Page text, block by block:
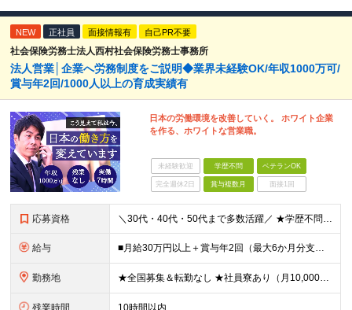
NEW 正社員 面接情報有 自己PR不要
社会保険労務士法人西村社会保険労務士事務所
法人営業│企業へ労務制度をご説明◆業界未経験OK/年収1000万可/
賞与年2回/1000人以上の育成実績有
日本の労働環境を改善していく。 ホワイト企業
を作る、ホワイトな営業職。
未経験歓迎 学歴不問 ベテランOK
完全週休2日 賞与複数月 面接1回
応募資格 ＼30代・40代・50代まで多数活躍／ ★学歴不問 ★何かしらの営業経験をお持ちの方（経験年数・業界不問） 社会保険や労務の知識は必要ありません。 業界未経験からスタートできます！ ＜仕事のやりが
給与 ■月給30万円以上＋賞与年2回（最大6か月分支給実績あり）＋インセンティブ ★インセンティブ毎月支給 └最大で30～65万円を獲得する社員も └入社5年未満の社員の月平均インセンティブ15万円 ★社
勤務地 ★全国募集＆転勤なし ★社員寮あり（月10,000円～） ※勤務地による ★直行直帰OK ★車・自転車・バイク通勤OK ※一部事務所 【北海道・東北】 札幌事務所、仙台事務所 【関東】 大宮事務所
残業時間 10時間以内